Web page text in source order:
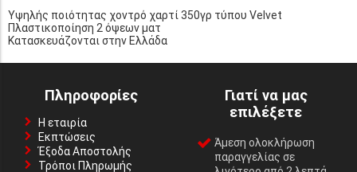
Υψηλής ποιότητας χοντρό χαρτί 350γρ τύπου Velvet
Πλαστικοποίηση 2 όψεων ματ
Κατασκευάζονται στην Ελλάδα
Πληροφορίες
Η εταιρία
Εκπτώσεις
Έξοδα Αποστολής
Τρόποι Πληρωμής
Γιατί να μας
επιλέξετε
Άμεση ολοκλήρωση
παραγγελίας σε